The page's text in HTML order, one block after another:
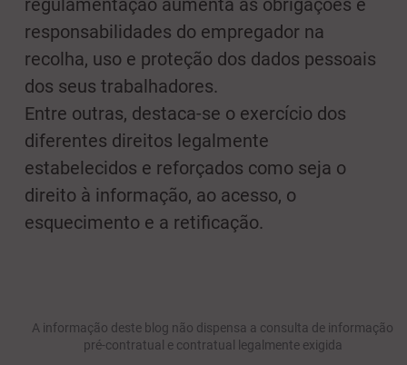
regulamentação aumenta as obrigações e
responsabilidades do empregador na
recolha, uso e proteção dos dados pessoais
dos seus trabalhadores.
Entre outras, destaca-se o exercício dos
diferentes direitos legalmente
estabelecidos e reforçados como seja o
direito à informação, ao acesso, o
esquecimento e a retificação.
A informação deste blog não dispensa a consulta de informação
pré-contratual e contratual legalmente exigida